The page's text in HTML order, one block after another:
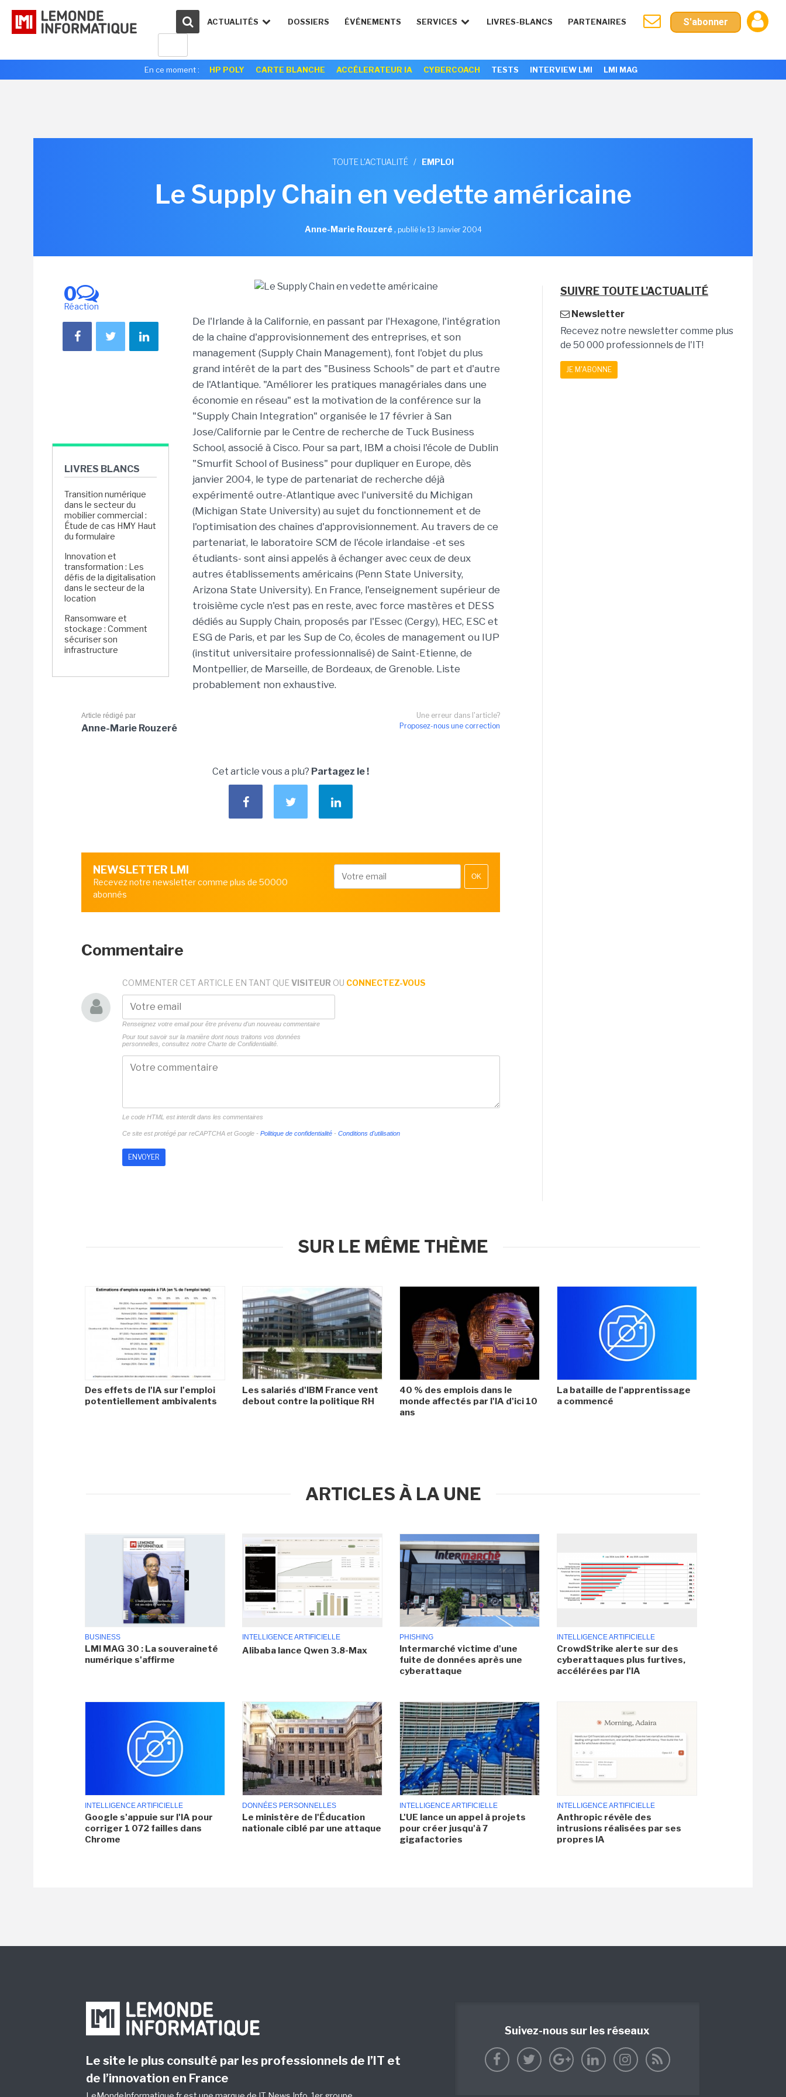
ACTUALITÉS DOSSIERS ÉVÉNEMENTS SERVICES LIVRES-BLANCS PARTENAIRES S'abonner
En ce moment : HP POLY CARTE BLANCHE ACCÉLERATEUR IA CYBERCOACH TESTS INTERVIEW LMI LMI MAG
TOUTE L'ACTUALITÉ / EMPLOI
Le Supply Chain en vedette américaine
Anne-Marie Rouzeré, publié le 13 Janvier 2004
0
Réaction
LIVRES BLANCS
Transition numérique
dans le secteur du
mobilier commercial :
Étude de cas HMY Haut
du formulaire
Innovation et
transformation : Les
défis de la digitalisation
dans le secteur de la
location
Ransomware et
stockage : Comment
sécuriser son
infrastructure
De l'Irlande à la Californie, en passant par l'Hexagone, l'intégration
de la chaîne d'approvisionnement des entreprises, et son
management (Supply Chain Management), font l'objet du plus
grand intérêt de la part des "Business Schools" de part et d'autre
de l'Atlantique. "Améliorer les pratiques managériales dans une
économie en réseau" est la motivation de la conférence sur la
"Supply Chain Integration" organisée le 17 février à San
Jose/Californie par le Centre de recherche de Tuck Business
School, associé à Cisco. Pour sa part, IBM a choisi l'école de Dublin
"Smurfit School of Business" pour dupliquer en Europe, dès
janvier 2004, le type de partenariat de recherche déjà
expérimenté outre-Atlantique avec l'université du Michigan
(Michigan State University) au sujet du fonctionnement et de
l'optimisation des chaînes d'approvisionnement. Au travers de ce
partenariat, le laboratoire SCM de l'école irlandaise -et ses
étudiants- sont ainsi appelés à échanger avec ceux de deux
autres établissements américains (Penn State University,
Arizona State University). En France, l'enseignement supérieur de
troisième cycle n'est pas en reste, avec force mastères et DESS
dédiés au Supply Chain, proposés par l'Essec (Cergy), HEC, ESC et
ESG de Paris, et par les Sup de Co, écoles de management ou IUP
(institut universitaire professionnalisé) de Saint-Etienne, de
Montpellier, de Marseille, de Bordeaux, de Grenoble. Liste
probablement non exhaustive.
Une erreur dans l'article?
Proposez-nous une correction
Article rédigé par
Anne-Marie Rouzeré
Cet article vous a plu? Partagez le !
NEWSLETTER LMI
Recevez notre newsletter comme plus de 50000
abonnés
OK
Commentaire
COMMENTER CET ARTICLE EN TANT QUE VISITEUR OU CONNECTEZ-VOUS
Renseignez votre email pour être prévenu d'un nouveau commentaire
Pour tout savoir sur la manière dont nous traitons vos données
personnelles, consultez notre Charte de Confidentialité.
Le code HTML est interdit dans les commentaires
Ce site est protégé par reCAPTCHA et Google - Politique de confidentialité - Conditions d'utilisation
SUIVRE TOUTE L'ACTUALITÉ
Newsletter
Recevez notre newsletter comme plus
de 50 000 professionnels de l'IT!
JE M'ABONNE
SUR LE MÊME THÈME
Des effets de l'IA sur l'emploi
potentiellement ambivalents
Les salariés d'IBM France vent
debout contre la politique RH
40 % des emplois dans le
monde affectés par l'IA d'ici 10
ans
La bataille de l'apprentissage
a commencé
ARTICLES À LA UNE
BUSINESS
LMI MAG 30 : La souveraineté
numérique s'affirme
INTELLIGENCE ARTIFICIELLE
Alibaba lance Qwen 3.8-Max
PHISHING
Intermarché victime d'une
fuite de données après une
cyberattaque
INTELLIGENCE ARTIFICIELLE
CrowdStrike alerte sur des
cyberattaques plus furtives,
accélérées par l'IA
INTELLIGENCE ARTIFICIELLE
Google s'appuie sur l'IA pour
corriger 1 072 failles dans
Chrome
DONNÉES PERSONNELLES
Le ministère de l'Éducation
nationale ciblé par une attaque
INTELLIGENCE ARTIFICIELLE
L'UE lance un appel à projets
pour créer jusqu'à 7
gigafactories
INTELLIGENCE ARTIFICIELLE
Anthropic révèle des
intrusions réalisées par ses
propres IA
Le site le plus consulté par les professionnels de l’IT et
de l’innovation en France
Suivez-nous sur les réseaux